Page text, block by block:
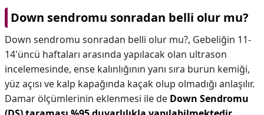
Down sendromu sonradan belli olur mu?
Down sendromu sonradan belli olur mu?, Gebeliğin 11-
14'üncü haftaları arasında yapılacak olan ultrason
incelemesinde, ense kalınlığının yanı sıra burun kemiği,
yüz açısı ve kalp kapağında kaçak olup olmadığı anlaşılır.
Damar ölçümlerinin eklenmesi ile de Down Sendromu